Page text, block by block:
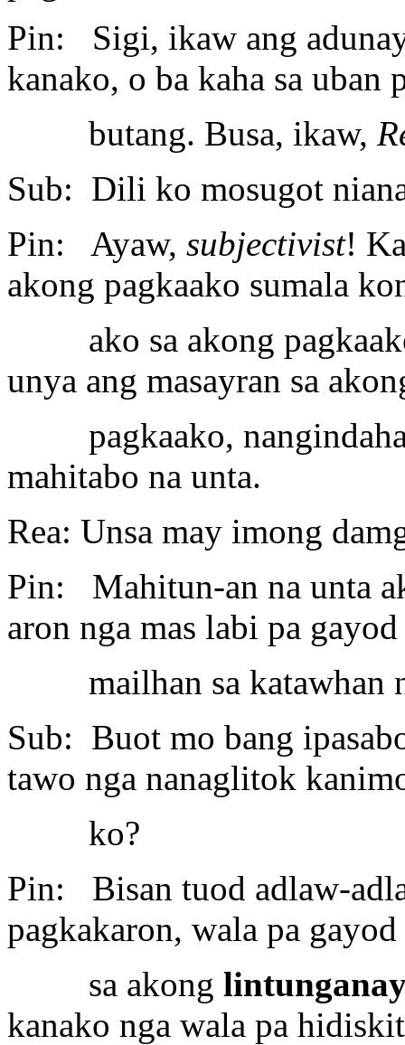
Pin: Sigi, ikaw ang
kanako, o ba kaha sa uban
butang. Busa, ikaw,
Sub: Dili ko mosugot
Pin: Ayaw, subjectivist!
akong pagkaako sumala
ako sa akong
unya ang masayran sa
pagkaako,
mahitabo na unta.
Rea: Unsa may imong
Pin: Mahitun-an na unta
aron nga mas labi pa
mailhan sa katawhan
Sub: Buot mo bang
tawo nga nanaglitok
ko?
Pin: Bisan tuod adlaw-
pagkakaron, wala pa
sa akong
kanako nga wala pa